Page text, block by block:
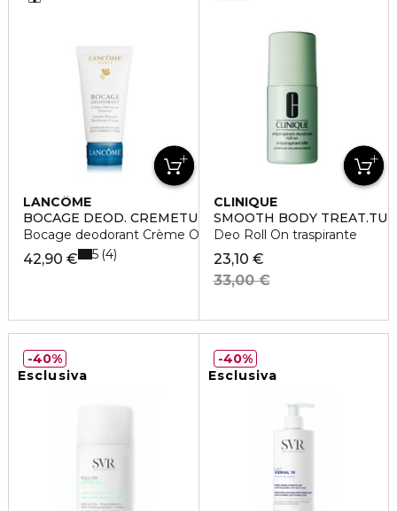
LANCÔME
BOCAGE DEOD. CREMETU
Bocage deodorant Crème Onctueuse Douceur
42,90 € 5 4
CLINIQUE
SMOOTH BODY TREAT.TU
Deo Roll On traspirante
23,10 €
33,00 €
Esclusiva
40%
Esclusiva
40%